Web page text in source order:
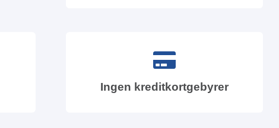
Ingen kreditkortgebyrer